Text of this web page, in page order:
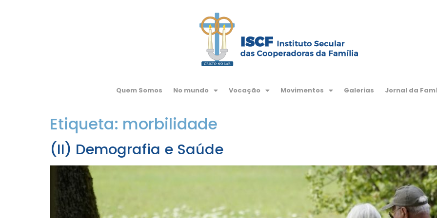
Quem Somos No mundo Vocação Movimentos Galerias Jornal da
Etiqueta: morbilidade
(II) Demografia e Saúde